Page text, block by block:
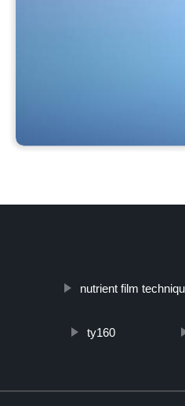
nutrient film
ty160